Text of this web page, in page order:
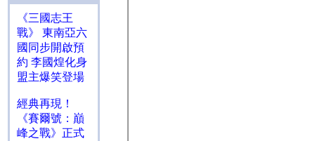
《三國志王
戰》 東南亞六
國同步開啟預
約 李國煌化身
盟主爆笑登場
經典再現！
《賽爾號：巔
峰之戰》正式